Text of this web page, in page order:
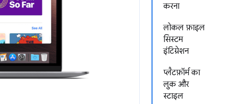
करना
लोकल फ़ाइल
सिस्टम
इंटिग्रेशन
प्लैटफ़ॉर्म का
लुक और
स्टाइल